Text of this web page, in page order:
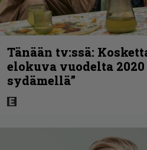
Tänään tv:ssä:
elokuva vuodelta
sydämellä”